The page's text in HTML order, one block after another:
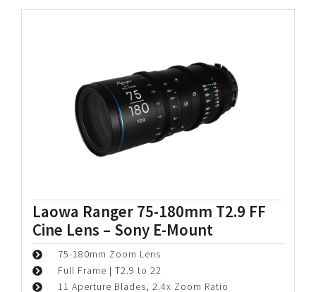
Laowa Ranger 75-180mm T2.9 FF
Cine Lens – Sony E-Mount
75-180mm Zoom Lens
Full Frame | T2.9 to 22
11 Aperture Blades, 2.4x Zoom Ratio